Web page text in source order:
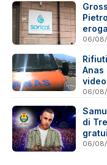
06/08/
06/
di
06/08/